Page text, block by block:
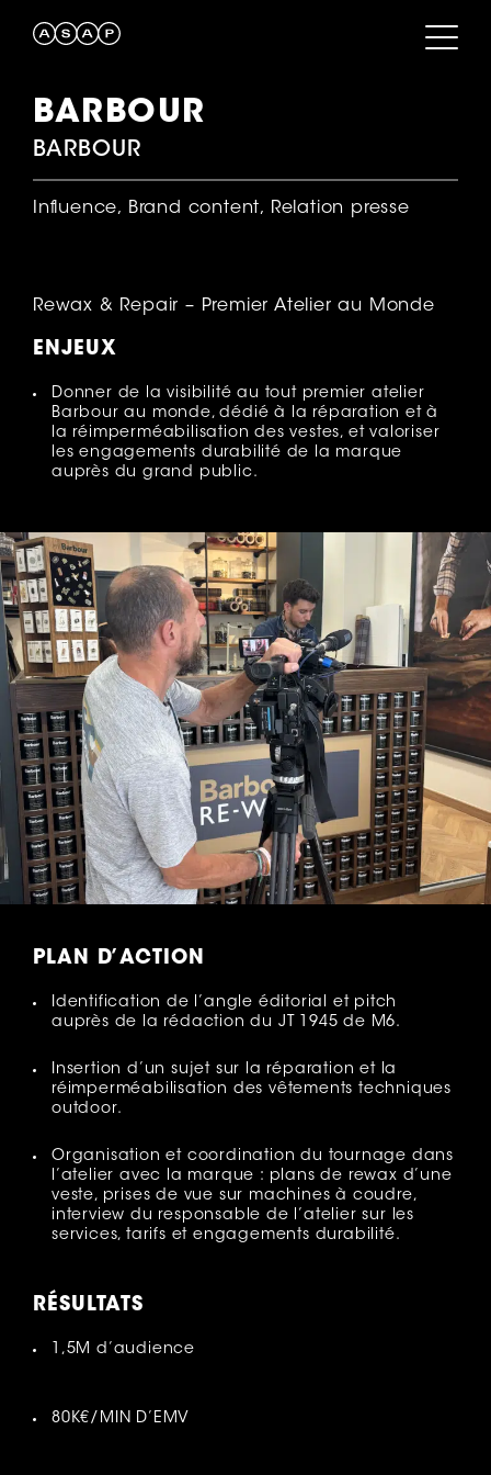
BARBOUR
BARBOUR
Influence, Brand content, Relation presse
Rewax & Repair – Premier Atelier au Monde
ENJEUX
Donner de la visibilité au tout premier atelier
Barbour au monde, dédié à la réparation et à
la réimperméabilisation des vestes, et valoriser
les engagements durabilité de la marque
auprès du grand public.
PLAN D’ACTION
Identification de l’angle éditorial et pitch
auprès de la rédaction du JT 1945 de M6.
Insertion d’un sujet sur la réparation et la
réimperméabilisation des vêtements techniques
outdoor.
Organisation et coordination du tournage dans
l’atelier avec la marque : plans de rewax d’une
veste, prises de vue sur machines à coudre,
interview du responsable de l’atelier sur les
services, tarifs et engagements durabilité.
RÉSULTATS
1,5M d’audience
80K€/MIN D’EMV